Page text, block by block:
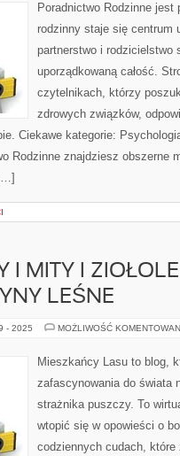
Poradnictwo Rodzinne jest
rodzinny staje się centrum
partnerstwo i rodzicielstwo
uporządkowaną całość.
czytelnikach, którzy
zdrowych związków,
Ciekawe kategorie:
Rodzinne znajdziesz obszerne
I MITY I
LEŚNE
- 2025 MOŻLIWOŚĆ
Mieszkańcy Lasu to blog,
zafascynowania do świata
strażnika puszczy. To
wtopić się w opowieści o
codziennych cudach, które